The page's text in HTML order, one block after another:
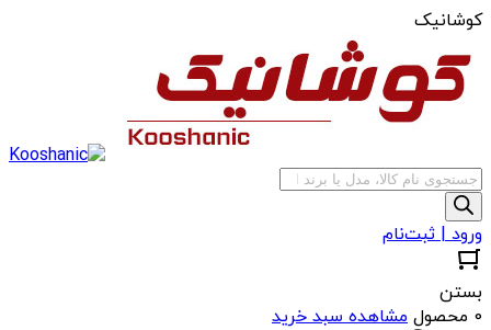
کوشانیک
جستجوی
محصولات
ورود | ثبت‌نام
بستن
0 محصول
مشاهده سبد خرید